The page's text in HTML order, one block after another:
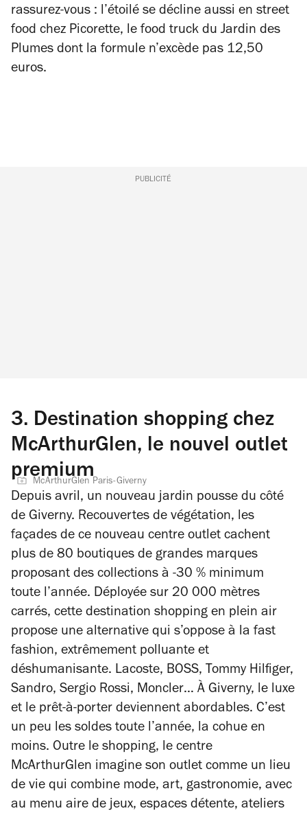
rassurez-vous : l’étoilé se décline aussi en street
food chez Picorette, le food truck du Jardin des
Plumes dont la formule n’excède pas 12,50
euros.
PUBLICITÉ
3. Destination shopping chez
McArthurGlen, le nouvel outlet
premium
McArthurGlen Paris-Giverny
Depuis avril, un nouveau jardin pousse du côté
de Giverny. Recouvertes de végétation, les
façades de ce nouveau centre outlet cachent
plus de 80 boutiques de grandes marques
proposant des collections à -30 % minimum
toute l’année. Déployée sur 20 000 mètres
carrés, cette destination shopping en plein air
propose une alternative qui s’oppose à la fast
fashion, extrêmement polluante et
déshumanisante. Lacoste, BOSS, Tommy Hilfiger,
Sandro, Sergio Rossi, Moncler… À Giverny, le luxe
et le prêt-à-porter deviennent abordables. C’est
un peu les soldes toute l’année, la cohue en
moins. Outre le shopping, le centre
McArthurGlen imagine son outlet comme un lieu
de vie qui combine mode, art, gastronomie, avec
au menu aire de jeux, espaces détente, ateliers